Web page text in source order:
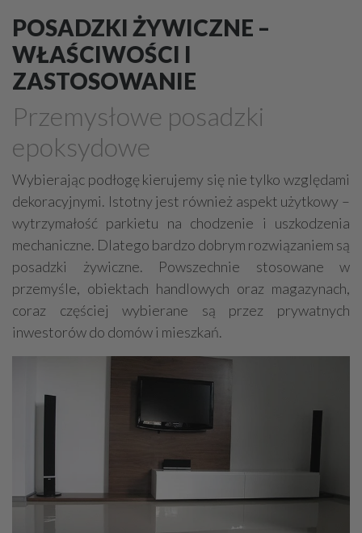
Przemysłowe urządzenia, maszyny
Posadzki przemysłowe
Aluminiowe konstrukcje
Stalowe konstrukcje
Budowlane usługi - przemysłowe
Rurociągi przemysłowe
Geoinżynieria
Ekrany akustyczne
Antykorozyjne zabezpieczenia
Inżynieria bezwykopowa
Dźwigi - usługi, wynajem
Czyszczące urządzenia przemysłowe
Budowlane maszyny, sprzęt - ciężki
Bramy przemysłowe
Automatyka Windy
POSADZKI ŻYWICZNE –
WŁAŚCIWOŚCI I
ZASTOSOWANIE
Przemysłowe posadzki
epoksydowe
Wybierając podłogę kierujemy się nie tylko względami
dekoracyjnymi. Istotny jest również aspekt użytkowy –
wytrzymałość parkietu na chodzenie i uszkodzenia
mechaniczne. Dlatego bardzo dobrym rozwiązaniem są
posadzki żywiczne. Powszechnie stosowane w
przemyśle, obiektach handlowych oraz magazynach,
coraz częściej wybierane są przez prywatnych
inwestorów do domów i mieszkań.